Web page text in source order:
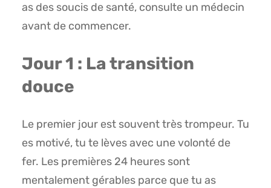
as des soucis de santé, consulte un médecin
avant de commencer.
Jour 1 : La transition
douce
Le premier jour est souvent très trompeur. Tu
es motivé, tu te lèves avec une volonté de
fer. Les premières 24 heures sont
mentalement gérables parce que tu as